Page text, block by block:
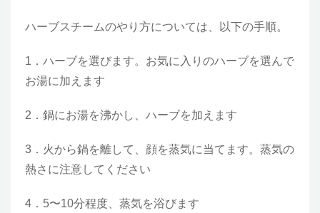
ハーブスチームのやり方については、以下の手順。
1．ハーブを選びます。お気に入りのハーブを選んで
お湯に加えます
2．鍋にお湯を沸かし、ハーブを加えます
3．火から鍋を離して、顔を蒸気に当てます。蒸気の
熱さに注意してください
4．5〜10分程度、蒸気を浴びます